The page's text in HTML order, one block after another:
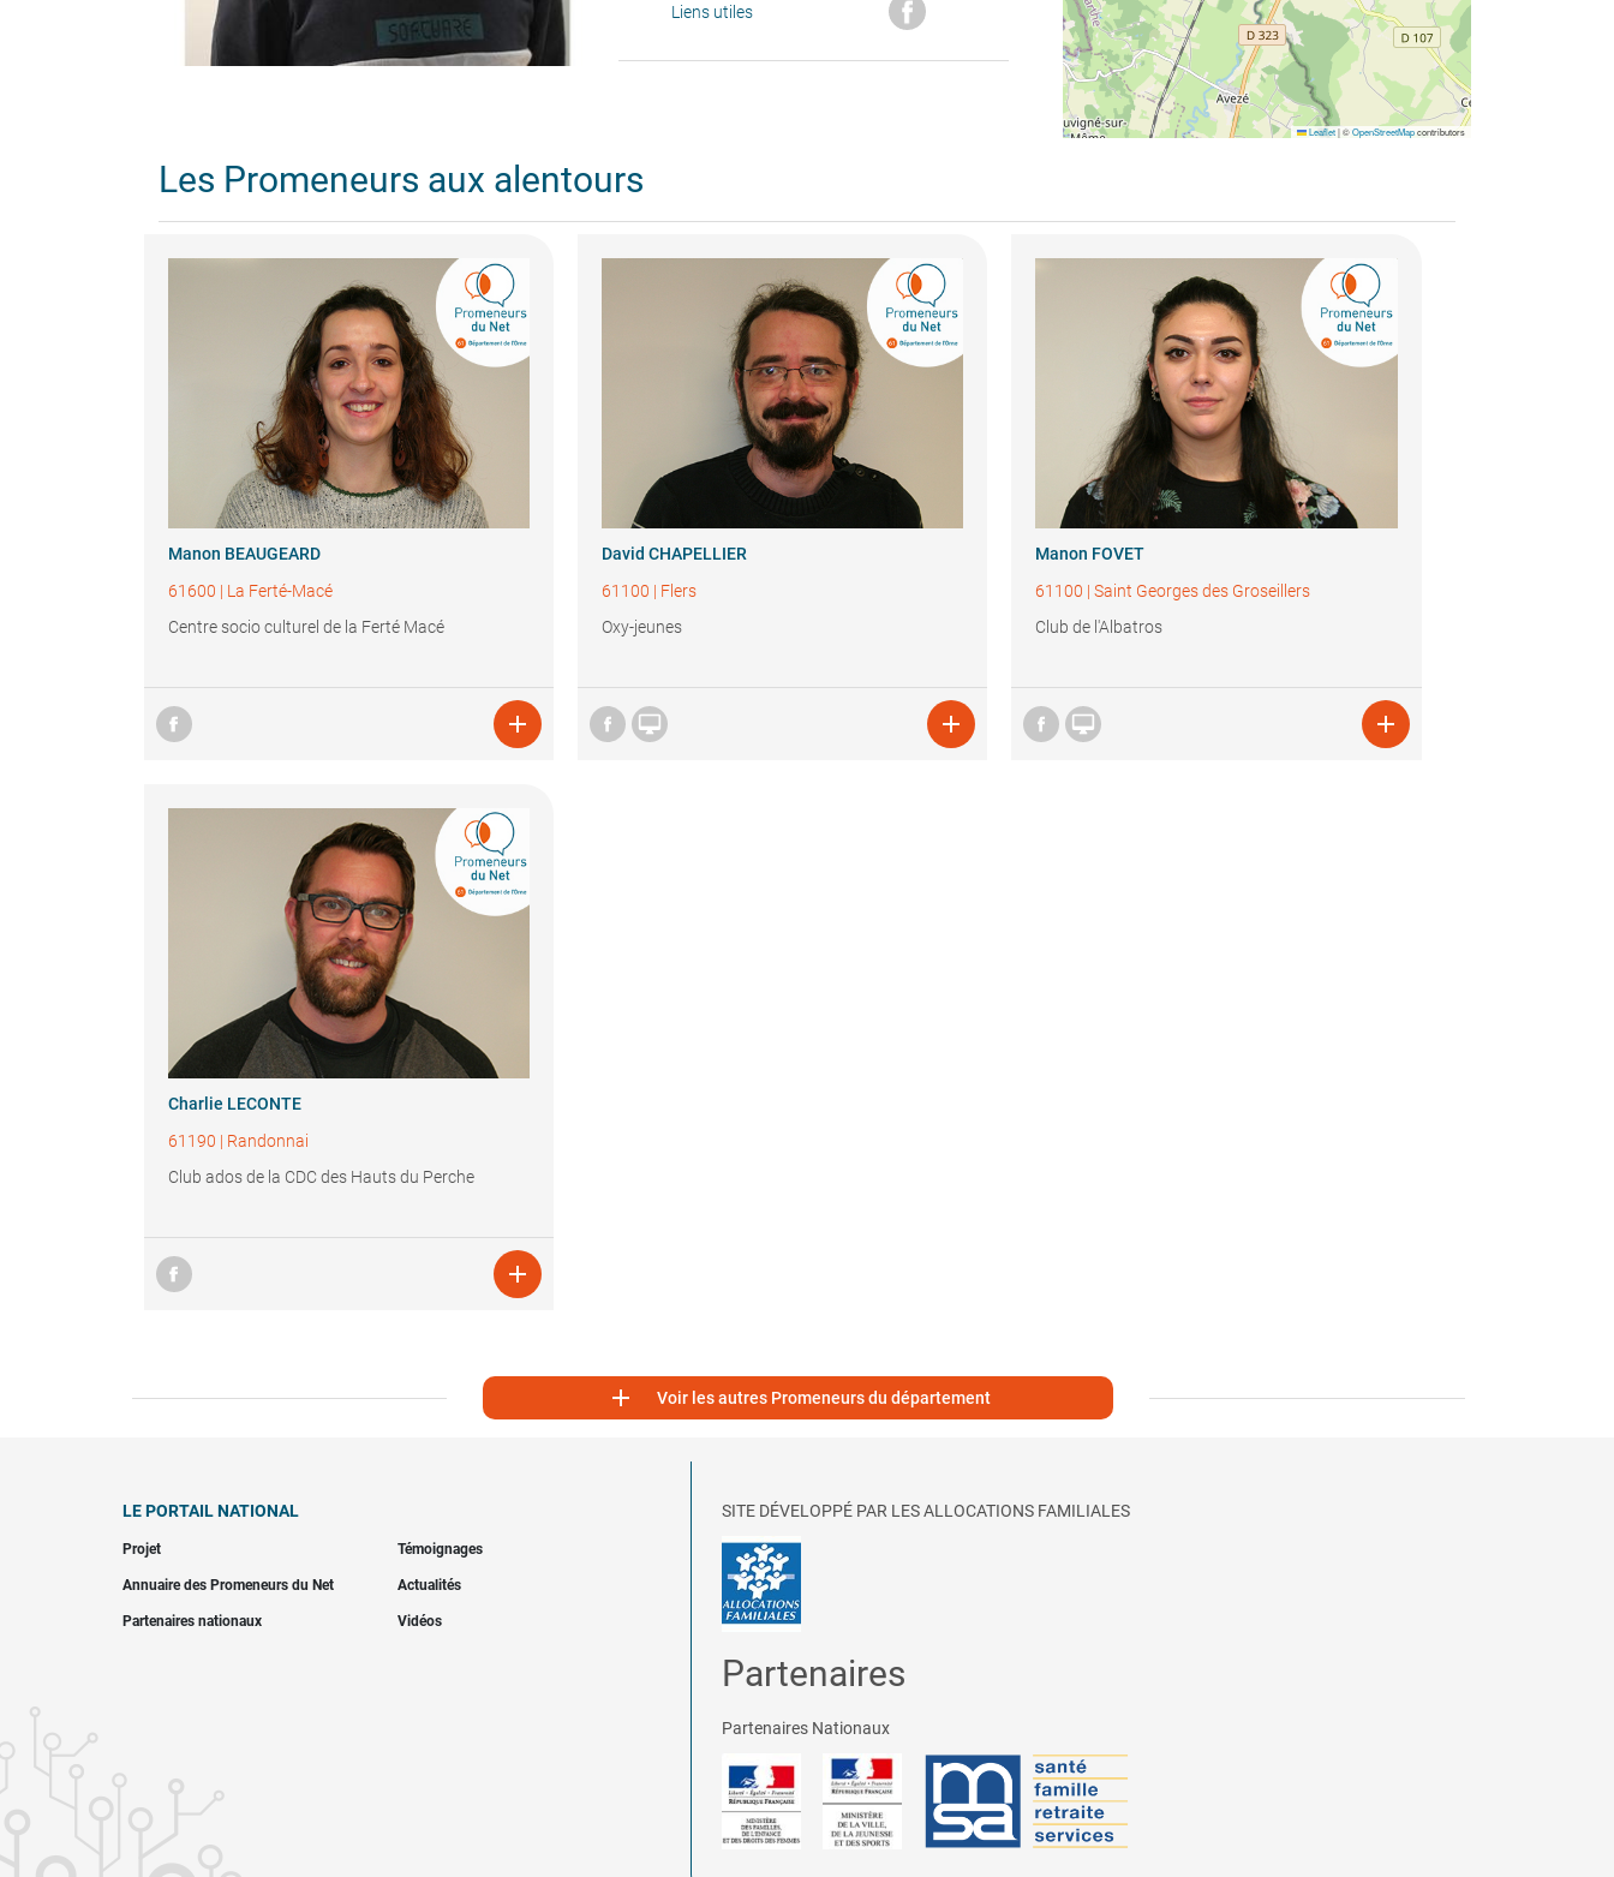
Liens utiles
Leaflet |©OpenStreetMapcontributors
Les Promeneurs aux alentours
Manon BEAUGEARD
61600 | La Ferté-Macé
Centre socio culturel de la Ferté Macé

David CHAPELLIER
61100 | Flers
Oxy-jeunes
 
Manon FOVET
61100 |Saint Georges des Groseillers
Club de l'Albatros
 
Charlie LECONTE
61190 | Randonnai
Club ados de la CDC des Hauts du Perche

 Voir les autres Promeneurs du département
LE PORTAIL NATIONAL
Projet Témoignages
Annuaire des Promeneurs du Net Actualités
Partenaires nationaux Vidéos
SITE DÉVELOPPÉ PAR LES ALLOCATIONS FAMILIALES
Partenaires
Partenaires Nationaux